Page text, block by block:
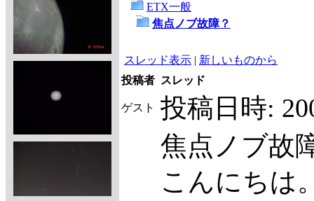
ETX一般
焦点ノブ故障？
スレッド表示 | 新しいものから
投稿者 スレッド
ゲスト 投稿日時:
焦点ノブ故
こんにちは